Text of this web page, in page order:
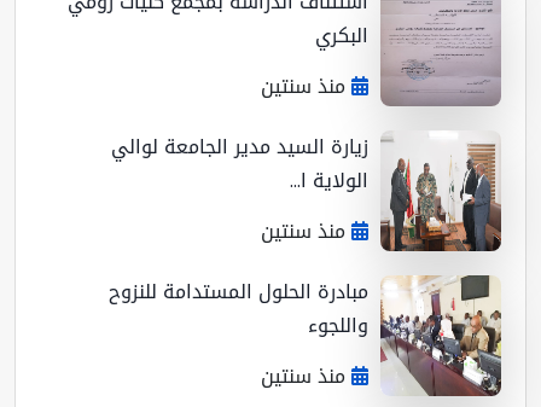
البكري
منذ سنتين
زيارة السيد مدير الجامعة لوالي
الولاية ا...
منذ سنتين
مبادرة الحلول المستدامة للنزوح
واللجوء
منذ سنتين